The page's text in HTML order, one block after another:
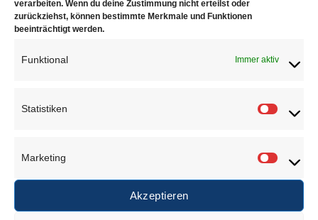
verarbeiten. Wenn du deine Zustimmung nicht erteilst oder
zurückziehst, können bestimmte Merkmale und Funktionen
beeinträchtigt werden.
Funktional Immer aktiv
Statistiken
Marketing
Akzeptieren